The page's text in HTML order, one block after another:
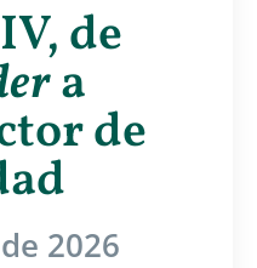
de
a
de
2026